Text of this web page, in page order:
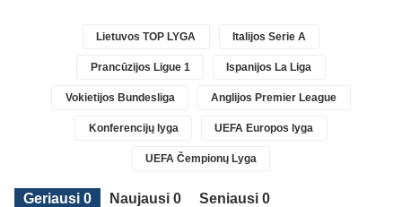
Lietuvos TOP LYGA Italijos Serie A
Prancūzijos Ligue 1 Ispanijos La Liga
Vokietijos Bundesliga Anglijos Premier League
Konferencijų lyga UEFA Europos lyga
UEFA Čempionų Lyga
Geriausi 0 Naujausi 0
Seniausi 0